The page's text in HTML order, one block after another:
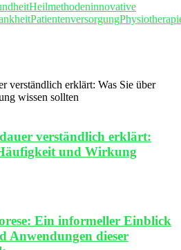
Heilmethodeninnovative
Patientenversorgung
verständlich erklärt:
und Wirkung
Ein informeller Einblick
Anwendungen dieser